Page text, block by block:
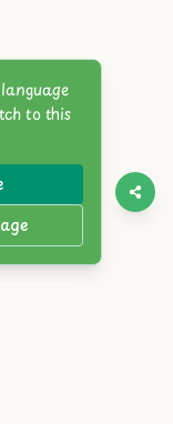
to this